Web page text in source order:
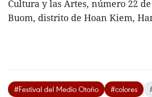
Cultura y las Artes, número 22
Buom, distrito de Hoan Kiem,
#Festival del Medio Otoño #colores